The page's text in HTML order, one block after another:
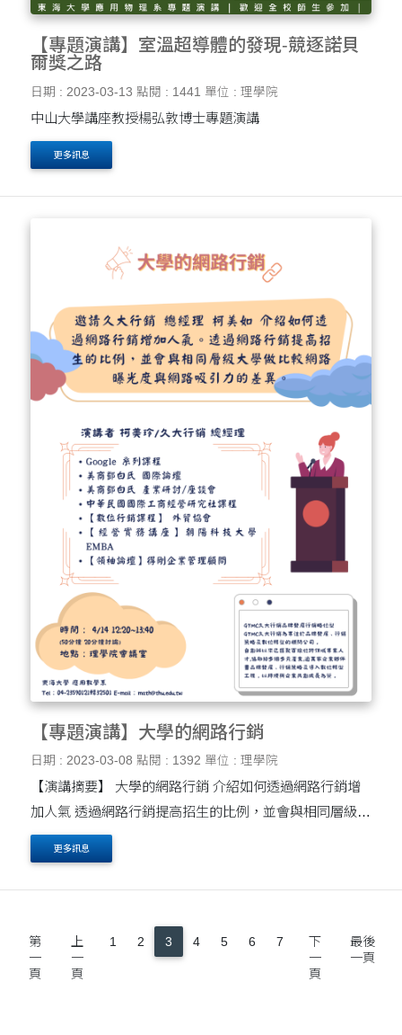
【專題演講】室溫超導體的發現-競逐諾貝
爾獎之路
日期 : 2023-03-13 點閱 : 1441 單位 : 理學院
中山大學講座教授楊弘敦博士專題演講
更多訊息
【專題演講】大學的網路行銷
日期 : 2023-03-08 點閱 : 1392 單位 : 理學院
【演講摘要】 大學的網路行銷 介紹如何透過網路行銷增
加人氣 透過網路行銷提高招生的比例，並會與相同層級大
學做比較網路曝光度與網路吸引力的差異 【講員介紹】
柯美如 /久大行銷 總經理 經歷 •....
更多訊息
第
一
頁
上
一
頁
1 2 3 4 5 6 7
下
一
頁
最後
一頁